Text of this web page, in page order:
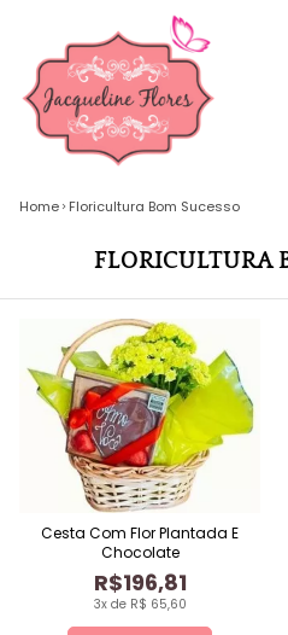
Home Floricultura Bom Sucesso
FLORICULTURA
3x de R$ 65,60
R$196,81
Cesta Com Flor Plantada E
Chocolate